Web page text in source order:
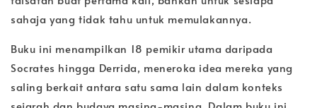
sahaja yang tidak tahu untuk memulakannya.
Buku ini menampilkan 18 pemikir utama daripada
Socrates hingga Derrida, meneroka idea mereka yang
saling berkait antara satu sama lain dalam konteks